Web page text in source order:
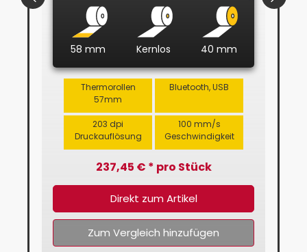
58 mm Kernlos 40 mm
Thermorollen
57mm
Bluetooth, USB
203 dpi
Druckauflösung
100 mm/s
Geschwindigkeit
237,45 € * pro Stück
Direkt zum Artikel
Zum Vergleich hinzufügen